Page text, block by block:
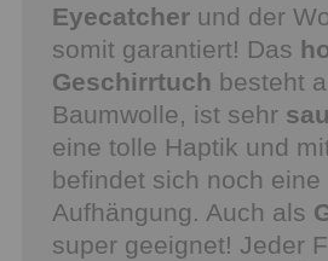
Eyecatcher und der
somit garantiert! Das
Geschirrtuch besteht
Baumwolle, ist sehr
eine tolle Haptik und
befindet sich noch eine
Aufhängung. Auch als
super geeignet! Jeder